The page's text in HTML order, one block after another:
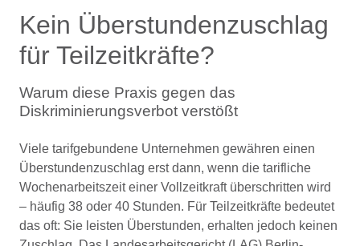
Kein Überstundenzuschlag
für Teilzeitkräfte?
Warum diese Praxis gegen das
Diskriminierungsverbot verstößt
Viele tarifgebundene Unternehmen gewähren einen
Überstundenzuschlag erst dann, wenn die tarifliche
Wochenarbeitszeit einer Vollzeitkraft überschritten wird
– häufig 38 oder 40 Stunden. Für Teilzeitkräfte bedeutet
das oft: Sie leisten Überstunden, erhalten jedoch keinen